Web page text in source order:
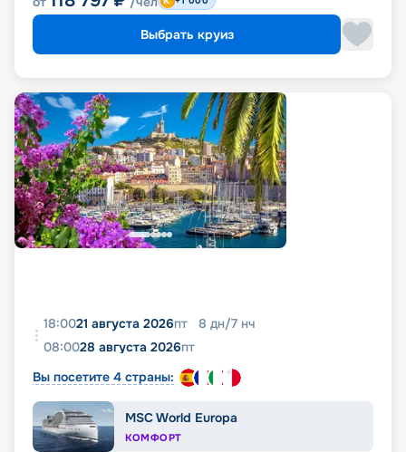
Выбрать круиз
18:0021 августа 2026пт 8 дн/7 нч
08:0028 августа 2026пт
Вы посетите 4 страны:
MSC World Europa
КОМФОРТ